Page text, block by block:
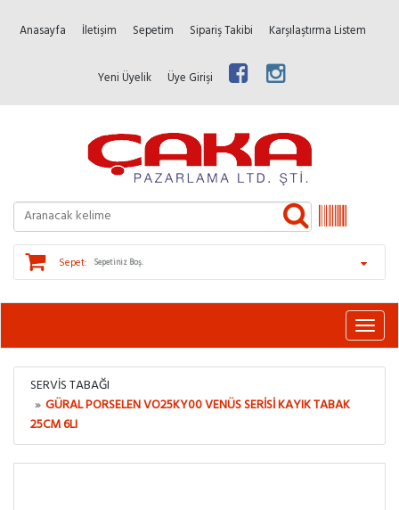
Anasayfa İletişim Sepetim Sipariş Takibi Karşılaştırma Listem
Yeni Üyelik Üye Girişi
Sepet: Sepetiniz Boş.
SERVIS TABAĞI
GÜRAL PORSELEN VO25KY00 VENÜS SERISI KAYIK TABAK
25CM 6LI